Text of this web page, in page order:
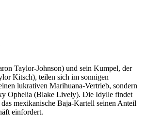
Taylor-Johnson) und sein Kumpel, der
Kitsch), teilen sich im sonnigen
lukrativen Marihuana-Vertrieb, sondern
Ophelia (Blake Lively). Die Idylle findet
mexikanische Baja-Kartell seinen Anteil
einfordert.